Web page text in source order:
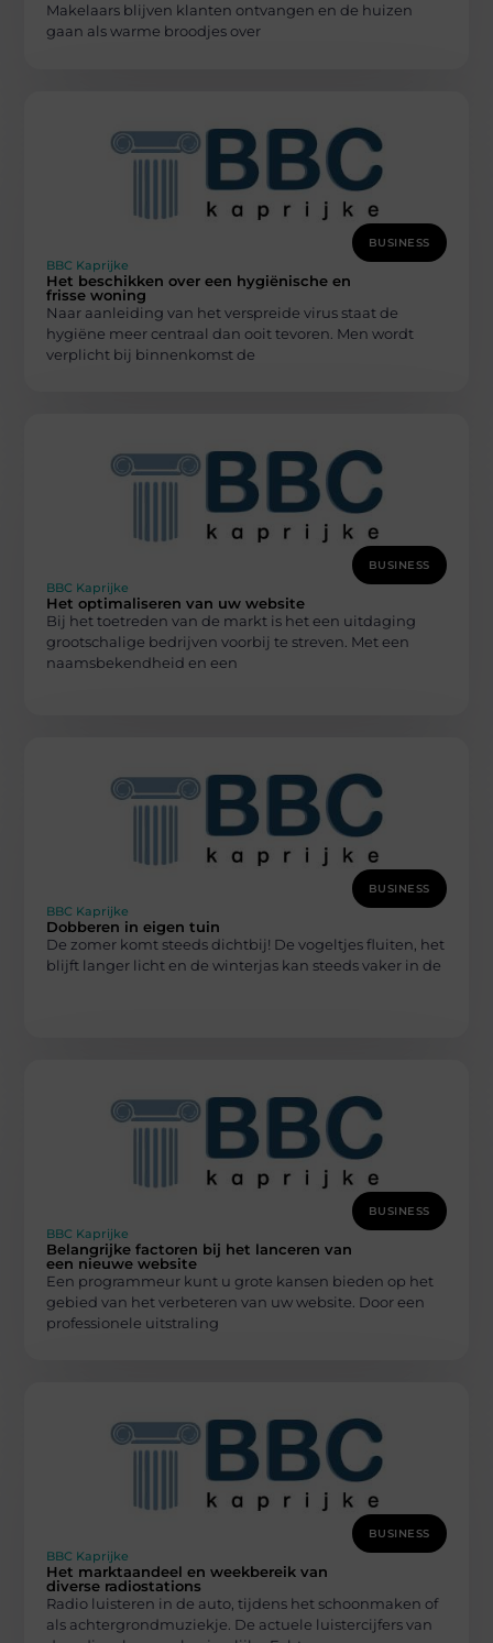
Makelaars blijven klanten ontvangen en de huizen
gaan als warme broodjes over
BUSINESS
BBC Kaprijke
Het beschikken over een hygiënische en
frisse woning
Naar aanleiding van het verspreide virus staat de
hygiëne meer centraal dan ooit tevoren. Men wordt
verplicht bij binnenkomst de
BUSINESS
BBC Kaprijke
Het optimaliseren van uw website
Bij het toetreden van de markt is het een uitdaging
grootschalige bedrijven voorbij te streven. Met een
naamsbekendheid en een
BUSINESS
BBC Kaprijke
Dobberen in eigen tuin
De zomer komt steeds dichtbij! De vogeltjes fluiten, het
blijft langer licht en de winterjas kan steeds vaker in de
BUSINESS
BBC Kaprijke
Belangrijke factoren bij het lanceren van
een nieuwe website
Een programmeur kunt u grote kansen bieden op het
gebied van het verbeteren van uw website. Door een
professionele uitstraling
BUSINESS
BBC Kaprijke
Het marktaandeel en weekbereik van
diverse radiostations
Radio luisteren in de auto, tijdens het schoonmaken of
als achtergrondmuziekje. De actuele luistercijfers van